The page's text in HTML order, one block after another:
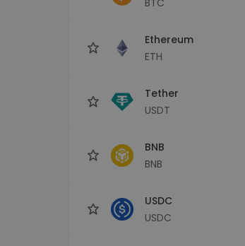
Ethereum
ETH
Tether
USDT
BNB
BNB
USDC
USDC